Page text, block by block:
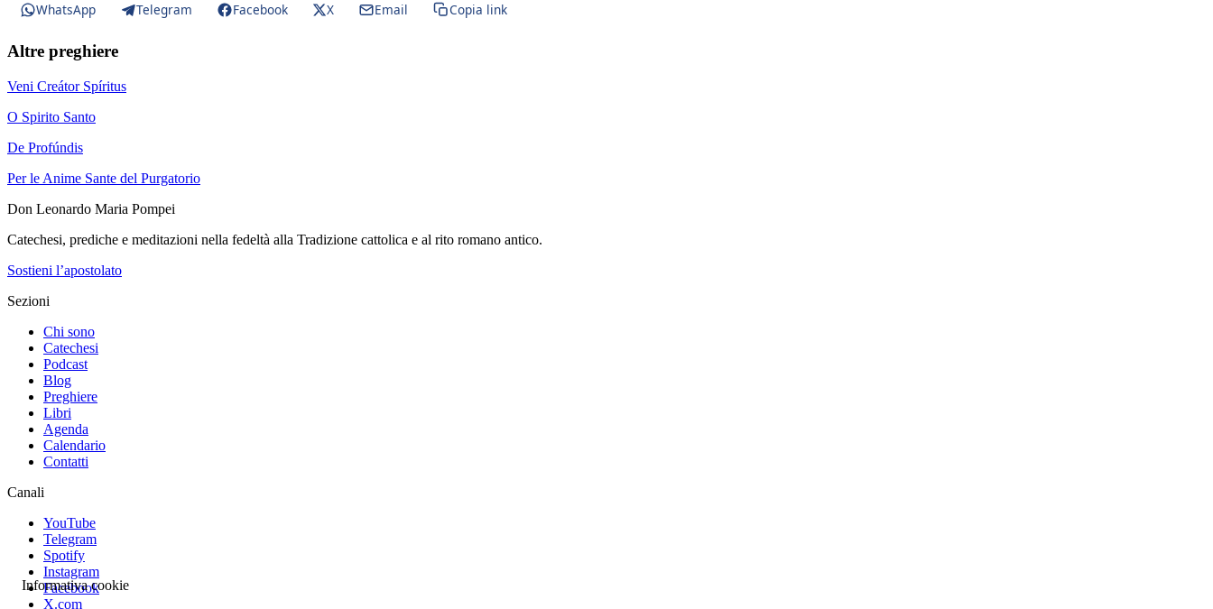
WhatsApp Telegram Facebook X Email Copia link
Altre preghiere
Veni Creátor Spíritus
O Spirito Santo
De Profúndis
Per le Anime Sante del Purgatorio
Don Leonardo Maria Pompei
Catechesi, prediche e meditazioni nella fedeltà alla Tradizione cattolica e al rito romano antico.
Sostieni l’apostolato
Sezioni
Chi sono
Catechesi
Podcast
Blog
Preghiere
Libri
Agenda
Calendario
Contatti
Canali
YouTube
Telegram
Spotify
Instagram
Facebook
X.com
Informativa cookie